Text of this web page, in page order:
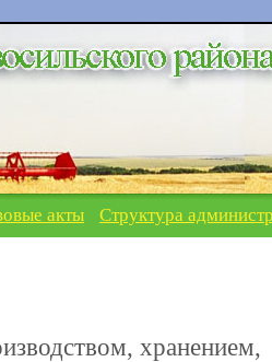
акты Структура
хранением,